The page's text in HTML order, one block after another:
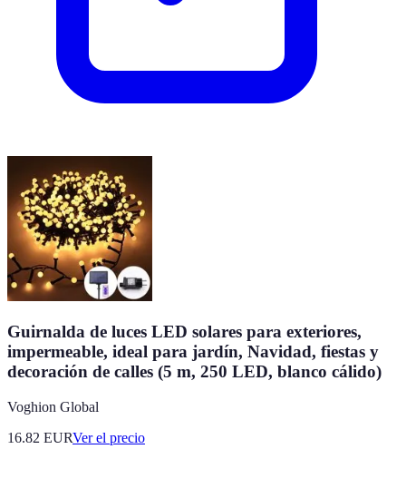
Guirnalda de luces LED solares para exteriores,
impermeable, ideal para jardín, Navidad, fiestas y
decoración de calles (5 m, 250 LED, blanco cálido)
Voghion Global
16.82 EURVer el precio